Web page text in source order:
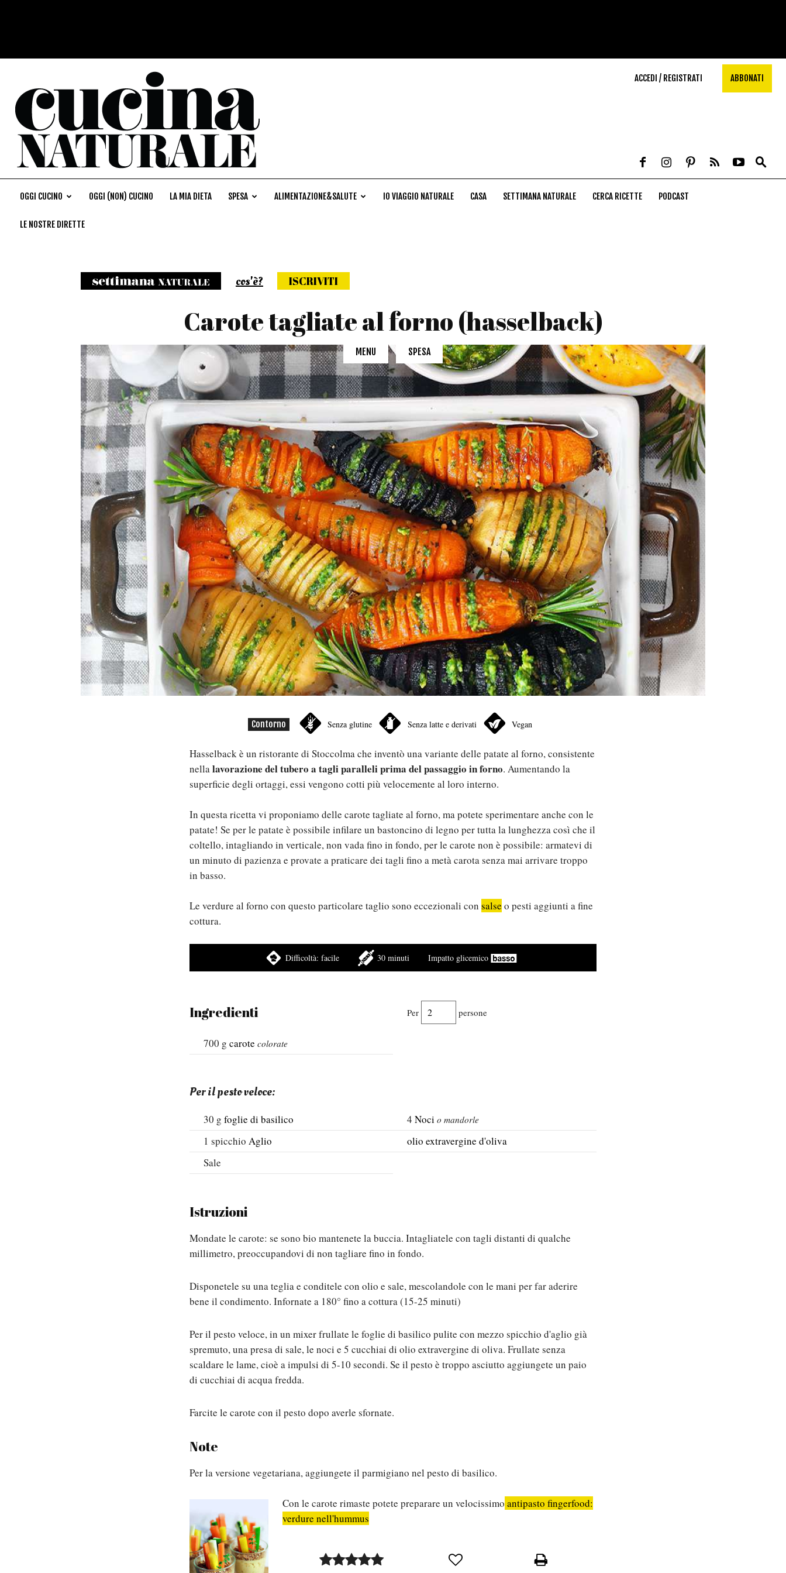
ACCEDI / REGISTRATI ABBONATI
OGGI CUCINO OGGI (NON) CUCINO LA MIA DIETA SPESA ALIMENTAZIONE&SALUTE IO VIAGGIO NATURALE CASA SETTIMANA NATURALE CERCA RICETTE PODCAST
LE NOSTRE DIRETTE
Settimana naturale
cos'è? ISCRIVITI
Carote tagliate al forno (hasselback)
MENU SPESA
Contorno Senza glutine Senza latte e derivati Vegan
Hasselback è un ristorante di Stoccolma che inventò una variante delle patate al forno, consistente
nellalavorazione del tubero a tagli paralleli prima del passaggio in forno. Aumentando la
superficie degli ortaggi, essi vengono cotti più velocemente al loro interno.
In questa ricetta vi proponiamo delle carote tagliate al forno, ma potete sperimentare anche con le
patate! Se per le patate è possibile infilare un bastoncino di legno per tutta la lunghezza così che il
coltello, intagliando in verticale, non vada fino in fondo, per le carote non è possibile: armatevi di
un minuto di pazienza e provate a praticare dei tagli fino a metà carota senza mai arrivare troppo
in basso.
Le verdure al forno con questo particolare taglio sono eccezionali con salse o pesti aggiunti a fine
cottura.
Difficoltà: facile 30 minuti Impatto glicemico
Ingredienti Per persone
700 g carote colorate
Per il pesto veloce:
30 g foglie di basilico 4 Noci o mandorle
1 spicchio Aglio
olio extravergine d'oliva
Sale
Istruzioni
Mondate le carote: se sono bio mantenete la buccia. Intagliatele con tagli distanti di qualche
millimetro, preoccupandovi di non tagliare fino in fondo.
Disponetele su una teglia e conditele con olio e sale, mescolandole con le mani per far aderire
bene il condimento. Infornate a 180° fino a cottura (15-25 minuti)
Per il pesto veloce, in un mixer frullate le foglie di basilico pulite con mezzo spicchio d'aglio già
spremuto, una presa di sale, le noci e 5 cucchiai di olio extravergine di oliva. Frullate senza
scaldare le lame, cioè a impulsi di 5-10 secondi. Se il pesto è troppo asciutto aggiungete un paio
di cucchiai di acqua fredda.
Farcite le carote con il pesto dopo averle sfornate.
Note
Per la versione vegetariana, aggiungete il parmigiano nel pesto di basilico.
Con le carote rimaste potete preparare un velocissimo antipasto fingerfood:
verdure nell'hummus